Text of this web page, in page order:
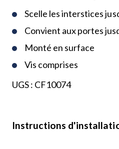
Scelle les interstices
Convient aux portes
Monté en surface
Vis comprises
UGS : CF10074
Instructions